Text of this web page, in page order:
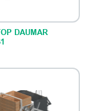
DAUMAR